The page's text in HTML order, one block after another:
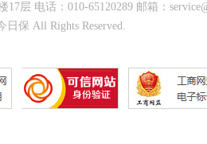
17层 电话：010-65120289 邮箱：
日保 All Rights Reserved.